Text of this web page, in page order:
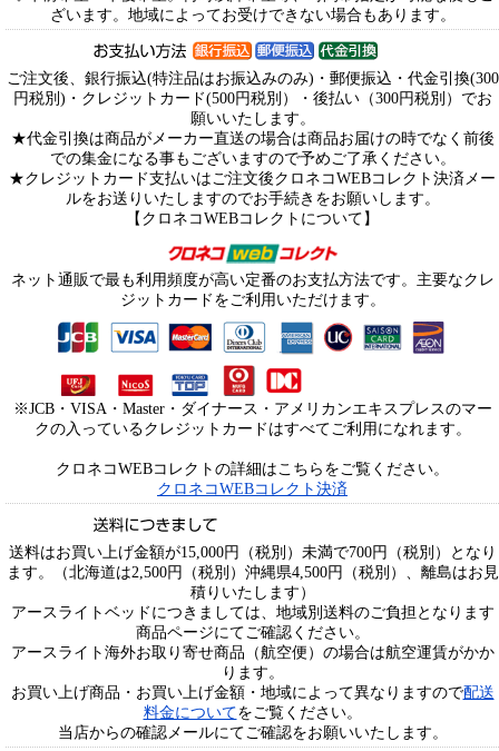
ざいます。地域によってお受けできない場合もあります。
ご注文後、銀行振込(特注品はお振込みのみ)・郵便振込・代金引換(300
円税別)・クレジットカード(500円税別）・後払い（300円税別）でお
願いいたします。
★代金引換は商品がメーカー直送の場合は商品お届けの時でなく前後
での集金になる事もございますので予めご了承ください。
★クレジットカード支払いはご注文後クロネコWEBコレクト決済メー
ルをお送りいたしますのでお手続きをお願いします。
【クロネコWEBコレクトについて】
ネット通販で最も利用頻度が高い定番のお支払方法です。主要なクレ
ジットカードをご利用いただけます。
※JCB・VISA・Master・ダイナース・アメリカンエキスプレスのマー
クの入っているクレジットカードはすべてご利用になれます。
クロネコWEBコレクトの詳細はこちらをご覧ください。
クロネコWEBコレクト決済
送料はお買い上げ金額が15,000円（税別）未満で700円（税別）となり
ます。（北海道は2,500円（税別）沖縄県4,500円（税別）、離島はお見
積りいたします）
アースライトベッドにつきましては、地域別送料のご負担となります
商品ページにてご確認ください。
アースライト海外お取り寄せ商品（航空便）の場合は航空運賃がかか
ります。
お買い上げ商品・お買い上げ金額・地域によって異なりますので配送
料金についてをご覧ください。
当店からの確認メールにてご確認をお願いいたします。